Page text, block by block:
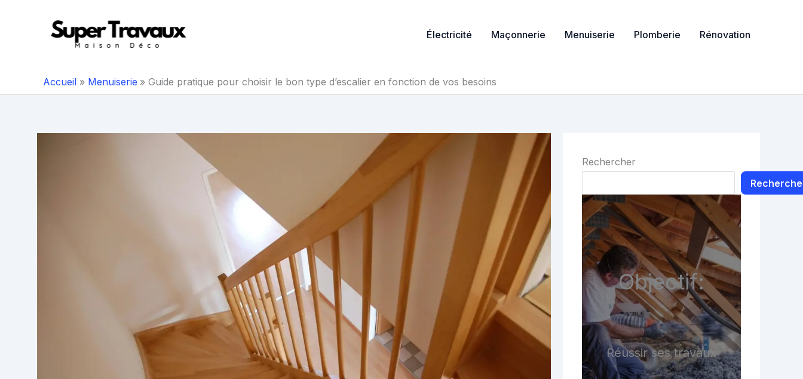
Électricité Maçonnerie Menuiserie Plomberie Rénovation
Accueil Menuiserie Guide pratique pour choisir le bon type d’escalier en fonction de vos besoins
Rechercher
Objectif:
Réussir ses travaux